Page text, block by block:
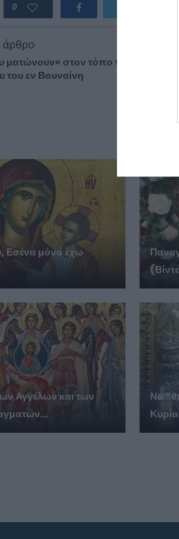
0
ματώνουν» στον τόπο του
του εν Βουναίνη
Εσένα μόνο έχω
Αγγέλων και των
Να